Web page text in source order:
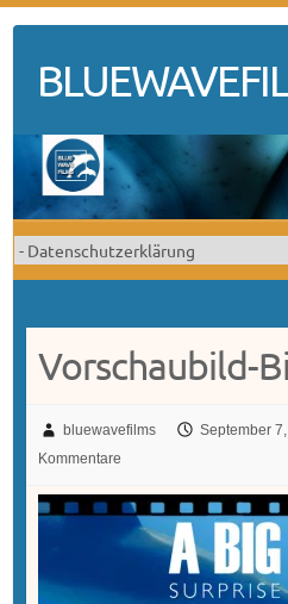
content
Vorschaubild-
bluewavefilms September
Kommentare